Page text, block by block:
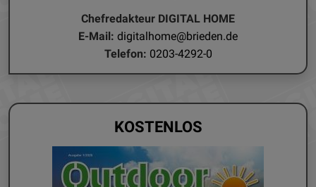
Chefredakteur DIGITAL HOME
E-Mail: digitalhome@brieden.de
Telefon: 0203-4292-0
KOSTENLOS